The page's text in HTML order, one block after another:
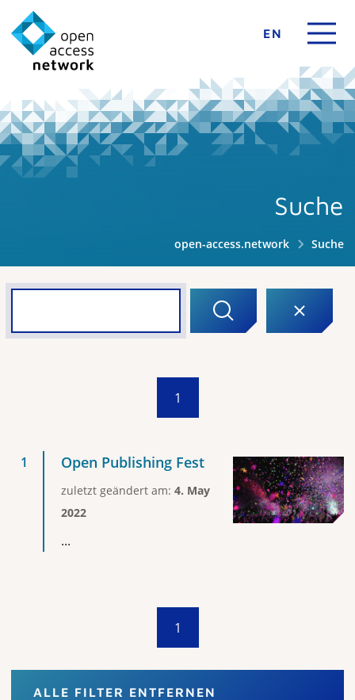
EN
Suche
open-access.network Suche
1
Open Publishing Fest
zuletzt geändert am: 4. May
2022
...
1
ALLE FILTER ENTFERNEN